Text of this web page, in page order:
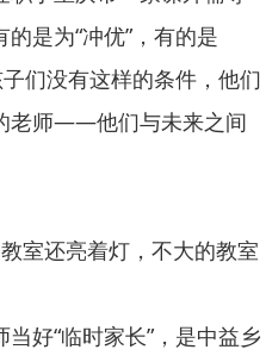
是为“冲优”，有的是
们没有这样的条件，他们
老师——他们与未来之间
还亮着灯，不大的教室
好“临时家长”，是中益乡